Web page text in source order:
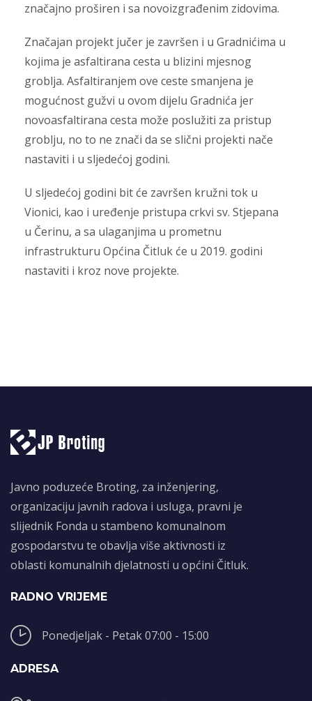
značajno proširen i sa novoizgrađenim zidovima.
Značajan projekt jučer je završen i u Gradnićima u
kojima je asfaltirana cesta u blizini mjesnog
groblja. Asfaltiranjem ove ceste smanjena je
mogućnost gužvi u ovom dijelu Gradnića jer
novoasfaltirana cesta može poslužiti za pristup
groblju, no to ne znači da se slični projekti nače
nastaviti i u sljedećoj godini.
U sljedećoj godini bit će završen kružni tok u
Vionici, kao i uređenje pristupa crkvi sv. Stjepana
u Čerinu, a sa ulaganjima u prometnu
infrastrukturu Općina Čitluk će u 2019. godini
nastaviti i kroz nove projekte.
Javno poduzeće Broting, za inženjering,
organizaciju javnih radova i usluga, pravni je
slijednik Fonda u stambeno komunalnom
gospodarstvu te obavlja više aktivnosti iz
oblasti komunalnih djelatnosti u općini Čitluk.
RADNO VRIJEME
Ponedjeljak - Petak 07:00 - 15:00
ADRESA